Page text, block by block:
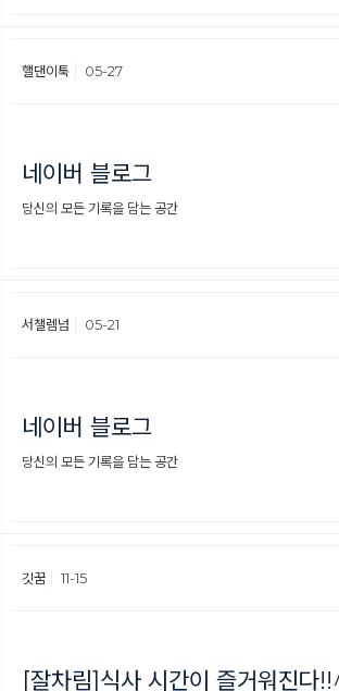
핼댄이툭 05-27
네이버 블로그
당신의 모든 기록을 담는 공간
서챌렘넘 05-21
네이버 블로그
당신의 모든 기록을 담는 공간
깃꿈 11-15
[잘차림]식사 시간이 즐거워진다